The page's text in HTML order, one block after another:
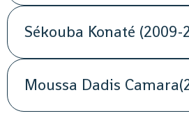
Sékouba Konaté (2009-
Moussa Dadis